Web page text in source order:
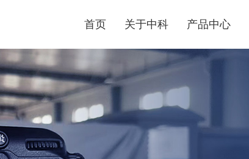
首页 关于中科
企业文化
产品中心
医疗污水处理设备
医疗污水处理设备具有技术先进、流程合理、自动化
程度高、无需专人值守、处理效果好、达标排放、操
作管理方便、外形美观、占地面积小等优点。